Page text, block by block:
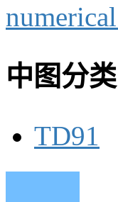
中图分
TD91